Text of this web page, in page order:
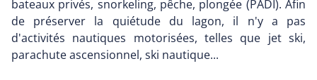
bateaux privés, snorkeling, pêche, plongée (PADI). Afin
de préserver la quiétude du lagon, il n'y a pas
d'activités nautiques motorisées, telles que jet ski,
parachute ascensionnel, ski nautique...